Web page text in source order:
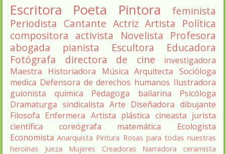
Escritora Poeta Pintora
feminista
Periodista Cantante Actriz Artista
Política
compositora activista Novelista
Profesora
abogada
pianista Escultora
Educadora
Fotógrafa
directora de cine
investigadora
Maestra
Historiadora Música Arquitecta Socióloga
medica Defensora de derechos humanos Ilustradora
guionista
química Pedagoga bailarina
Psicóloga
Dramaturga sindicalista Arte Diseñadora dibujante
Filosofa Enfermera Artista plástica cineasta jurista
científica
coreógrafa matemática
Ecologista
Economista Anarquista Pintura Rosas para todas nuestras
heroínas
Jueza Mujeres Creadoras Narradora
ceramista